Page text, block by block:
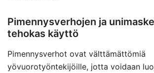
Pimennysverhojen ja
tehokas käyttö
Pimennysverhot ovat välttämättömiä
yövuorotyöntekijöille, jotta voidaan